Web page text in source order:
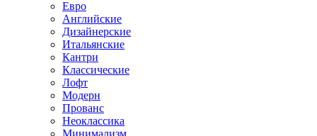
Евро
Английские
Дизайнерские
Итальянские
Кантри
Классические
Лофт
Модерн
Прованс
Неоклассика
Минимализм